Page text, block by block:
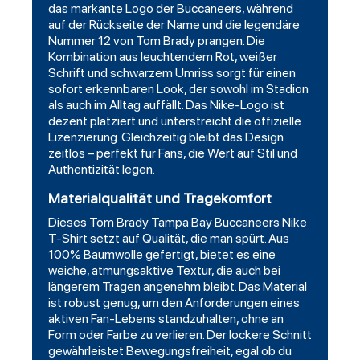
das markante Logo der Buccaneers, während
auf der Rückseite der Name und die legendäre
Nummer 12 von Tom Brady prangen. Die
Kombination aus leuchtendem Rot, weißer
Schrift undschwarzemUmriss sorgt für einen
sofort erkennbaren Look, der sowohl im Stadion
als auch im Alltag auffällt. Das Nike-Logo ist
dezent platziert und unterstreicht die offizielle
Lizenzierung. Gleichzeitig bleibt das Design
zeitlos – perfekt für Fans, die Wert auf Stil und
Authentizität legen.
Materialqualität und Tragekomfort
Dieses Tom Brady Tampa Bay Buccaneers Nike
T-Shirt setzt auf Qualität, die man spürt. Aus
100% Baumwolle gefertigt, bietet es eine
weiche, atmungsaktive Textur, die auch bei
längerem Tragen angenehm bleibt. Das Material
ist robust genug, um den Anforderungen eines
aktiven Fan-Lebens standzuhalten, ohne an
Form oder Farbe zu verlieren. Der lockere Schnitt
gewährleistet Bewegungsfreiheit, egal ob du